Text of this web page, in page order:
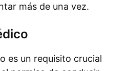
más de una vez.
es un requisito crucial